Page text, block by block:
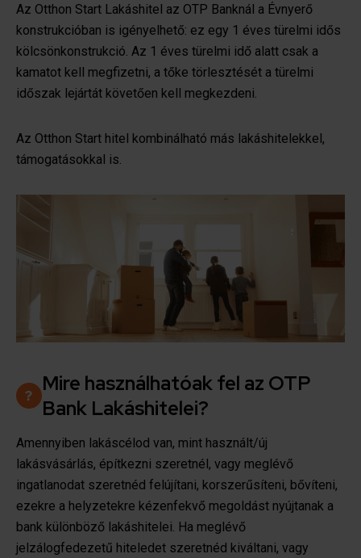
Az Otthon Start Lakáshitel az OTP Banknál a Évnyerő
konstrukcióban is igényelhető: ez egy 1 éves türelmi idős
kölcsönkonstrukció. Az 1 éves türelmi idő alatt csak a
kamatot kell megfizetni, a tőke törlesztését a türelmi
időszak lejártát követően kell megkezdeni.
Az Otthon Start hitel kombinálható más lakáshitelekkel,
támogatásokkal is.
Mire használhatóak fel az OTP
Bank Lakáshitelei?
Amennyiben lakáscélod van, mint használt/új
lakásvásárlás, építkezni szeretnél, vagy meglévő
ingatlanodat szeretnéd felújítani, korszerűsíteni, bővíteni,
ezekre a helyzetekre kézenfekvő megoldást nyújtanak a
bank különböző lakáshitelei. Ha meglévő
jelzálogfedezetű hiteledet szeretnéd kiváltani, vagy